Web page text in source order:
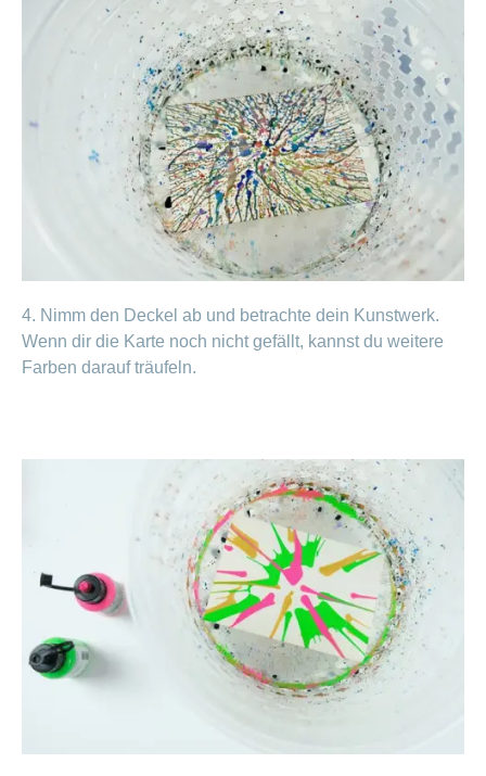
4. Nimm den Deckel ab und betrachte dein Kunstwerk.
Wenn dir die Karte noch nicht gefällt, kannst du weitere
Farben darauf träufeln.